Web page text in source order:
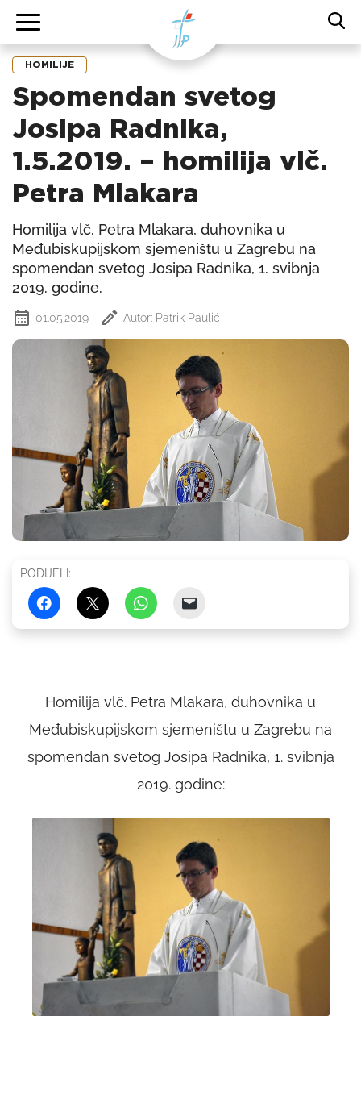
HOMILIJE
Spomendan svetog
Josipa Radnika,
1.5.2019. – homilija vlč.
Petra Mlakara
Homilija vlč. Petra Mlakara, duhovnika u
Međubiskupijskom sjemeništu u Zagrebu na
spomendan svetog Josipa Radnika, 1. svibnja
2019. godine.
01.05.2019 Autor: Patrik Paulić
PODIJELI:
Homilija vlč. Petra Mlakara, duhovnika u
Međubiskupijskom sjemeništu u Zagrebu na
spomendan svetog Josipa Radnika, 1. svibnja
2019. godine: